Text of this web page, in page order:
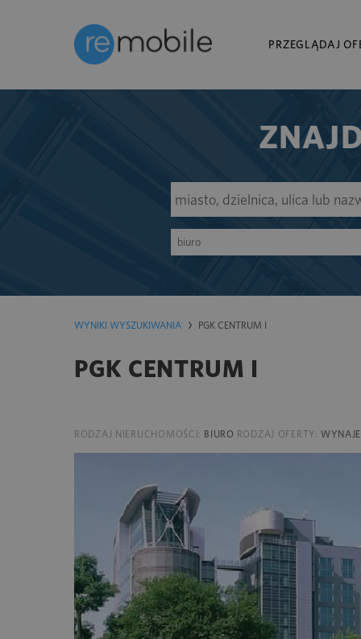
PRZEGLĄDAJ
biuro
WYNIKI WYSZUKIWANIA PGK CENTRUM I
PGK CENTRUM I
RODZAJ NIERUCHOMOŚCI: BIURO RODZAJ OFERTY: